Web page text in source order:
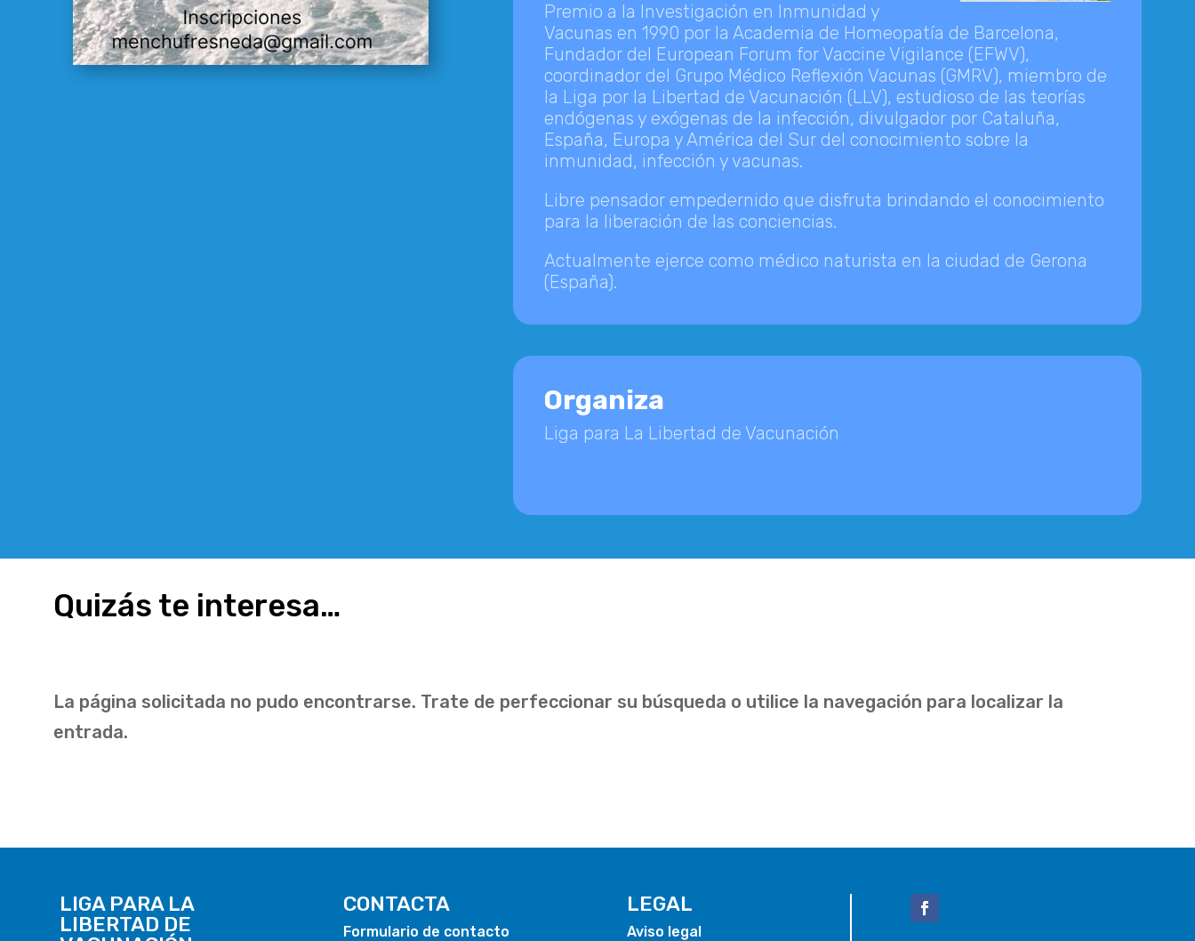
Premio a la Investigación en Inmunidad y
Vacunas en 1990 por la Academia de Homeopatía de Barcelona,
Fundador del European Forum for Vaccine Vigilance (EFWV),
coordinador del Grupo Médico Reflexión Vacunas (GMRV), miembro de
la Liga por la Libertad de Vacunación (LLV), estudioso de las teorías
endógenas y exógenas de la infección, divulgador por Cataluña,
España, Europa y América del Sur del conocimiento sobre la
inmunidad, infección y vacunas.
Libre pensador empedernido que disfruta brindando el conocimiento
para la liberación de las conciencias.
Actualmente ejerce como médico naturista en la ciudad de Gerona
(España).
Organiza
Liga para La Libertad de Vacunación
Quizás te interesa…
La página solicitada no pudo encontrarse. Trate de perfeccionar su búsqueda o utilice la navegación para localizar la
entrada.
LIGA PARA LA
LIBERTAD DE
CONTACTA
Formulario de contacto
LEGAL
Aviso legal